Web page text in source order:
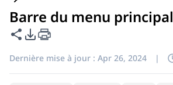
Barre du menu principal
Partager cette page
Options d'exportation PDF
Dernière mise à jour : Apr 26, 2024 |